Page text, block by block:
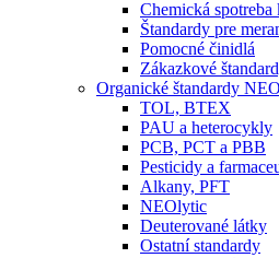
Chemická spotreba
Štandardy pre
Pomocné činidlá
Zákazkové
Organické štandardy
TOL, BTEX
PAU a heterocykly
PCB, PCT a PBB
Pesticidy a
Alkany, PFT
NEOlytic
Deuterované látky
Ostatní standardy